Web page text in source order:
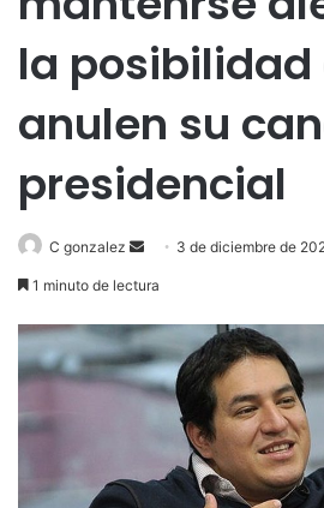
la posibilidad
anulen su
presidencial
C gonzalez
Send 3 de diciembre de
1 minuto de lectura